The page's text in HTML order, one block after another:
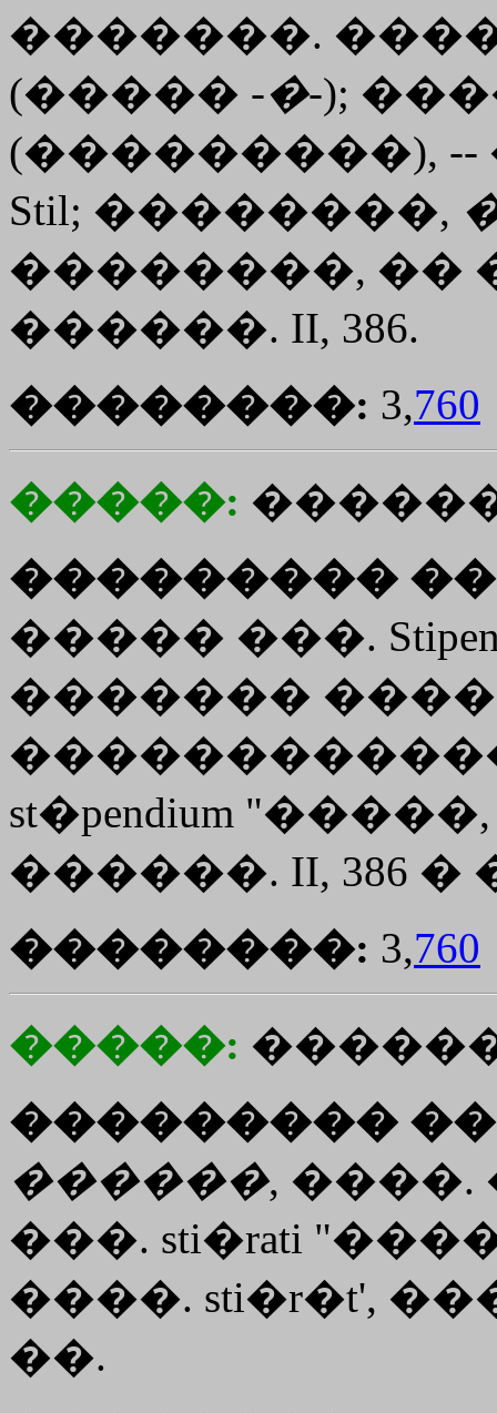
�������.
(����� -�-);
(���������),
Stil; ��������,
��������, ��
������. II, 386.
��������: 3,760
�����:
���������
����� ���.
�������
st�pendium
������. II, 386 �
��������: 3,760
�����:
���������
������, ����.
���. sti�rati
����. sti�r�t',
��.